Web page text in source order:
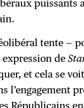
puissants
tente —
de
et cela se
l’engagement
Républicains